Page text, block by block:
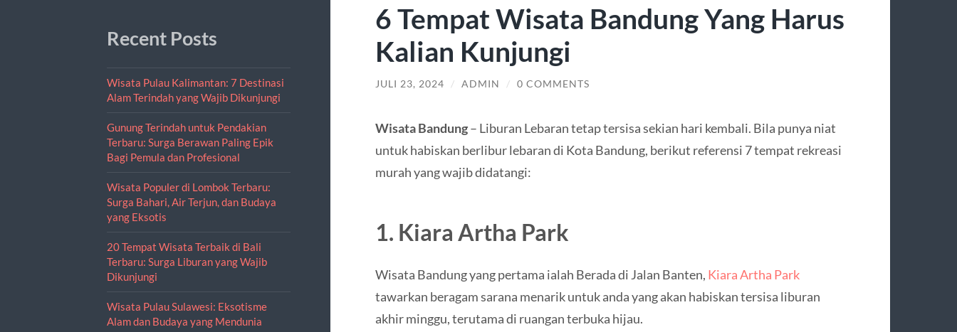
Recent Posts
Wisata Pulau Kalimantan: 7 Destinasi
Alam Terindah yang Wajib Dikunjungi
Gunung Terindah untuk Pendakian
Terbaru: Surga Berawan Paling Epik
Bagi Pemula dan Profesional
Wisata Populer di Lombok Terbaru:
Surga Bahari, Air Terjun, dan Budaya
yang Eksotis
20 Tempat Wisata Terbaik di Bali
Terbaru: Surga Liburan yang Wajib
Dikunjungi
Wisata Pulau Sulawesi: Eksotisme
Alam dan Budaya yang Mendunia
6 Tempat Wisata Bandung Yang Harus
Kalian Kunjungi
JULI 23, 2024 / ADMIN / 0 COMMENTS
Wisata Bandung– Liburan Lebaran tetap tersisa sekian hari kembali. Bila punya niat
untuk habiskan berlibur lebaran di Kota Bandung, berikut referensi 7 tempat rekreasi
murah yang wajib didatangi:
1. Kiara Artha Park
Wisata Bandung yang pertama ialah Berada di Jalan Banten, Kiara Artha Park
tawarkan beragam sarana menarik untuk anda yang akan habiskan tersisa liburan
akhir minggu, terutama di ruangan terbuka hijau.